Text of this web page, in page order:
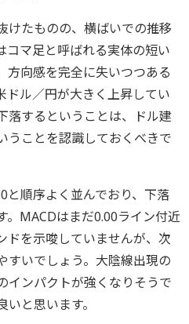
けたものの、横ばいでの推移
コマ足と呼ばれる実体の短い
方向感を完全に失いつつある
ドル／円が大きく上昇してい
落するということは、ドル建
うことを認識しておくべきで
順序よく並んでおり、下落
。MACDはまだ0.00ライン付近
ドを示唆していませんが、次
すいでしょう。大陰線出現の
インパクトが強くなりそうで
と思います。